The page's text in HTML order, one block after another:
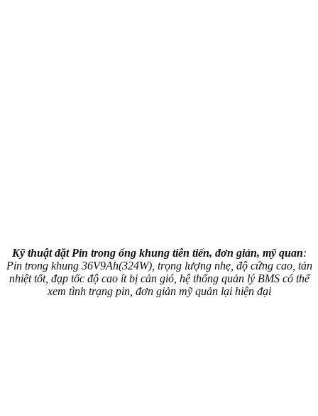
Kỹ thuật đặt Pin trong ống khung tiên tiến, đơn giản, mỹ quan:
Pin trong khung 36V9Ah(324W), trọng lượng nhẹ, độ cứng cao, tản
nhiệt tốt, đạp tốc độ cao ít bị cản gió, hệ thống quản lý BMS có thể
xem tình trạng pin, đơn giản mỹ quản lại hiện đại